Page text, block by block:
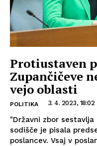
Protiustaven
Zupančičeve
vejo oblasti
POLITIKA 3. 4. 2023, 18:02
"Državni zbor
sodišče je pisala
poslancev. Vsaj v